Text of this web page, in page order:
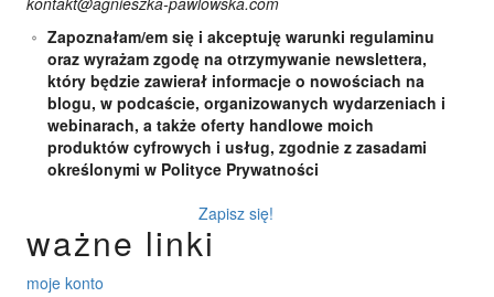
Zapoznałam/em się i akceptuję warunki regulaminu
oraz wyrażam zgodę na otrzymywanie newslettera,
który będzie zawierał informacje o nowościach na
blogu, w podcaście, organizowanych wydarzeniach i
webinarach, a także oferty handlowe moich
produktów cyfrowych i usług, zgodnie z zasadami
określonymi w Polityce Prywatności
Zapisz się!
ważne linki
moje konto